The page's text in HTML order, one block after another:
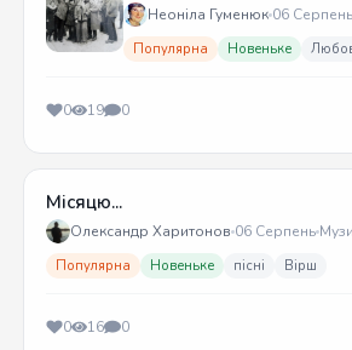
Неоніла Гуменюк 06 Серпень
Популярна Новеньке
0 19 0
Місяцю...
Олександр Харитонов 06 Серпень
Популярна Новеньке пісні Вірш
0 16 0